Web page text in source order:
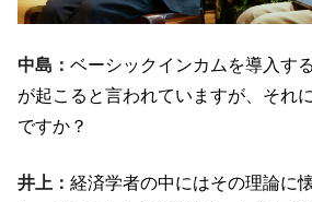
中島： ベーシックインカムを導入す
が起こると言われていますが、それ
ですか？
井上： 経済学者の中にはその理論に